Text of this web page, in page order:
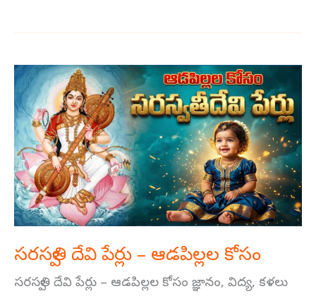
సరస్వతి దేవి పేర్లు – ఆడపిల్లల కోసం
సరస్వతి దేవి పేర్లు – ఆడపిల్లల కోసం జ్ఞానం, విద్య, కళలు
సరస్వతి
దేవి
పేర్లు
–
ఆడపిల్లల
కోసం